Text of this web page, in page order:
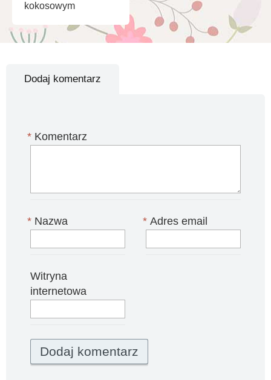
kokosowym
Dodaj komentarz
Komentarz
*
Nazwa
* Adres email
*
Witryna
internetowa